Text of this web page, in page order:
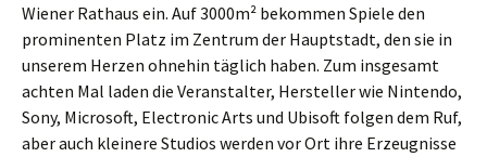
Wiener Rathaus ein. Auf 3000m² bekommen Spiele den
prominenten Platz im Zentrum der Hauptstadt, den sie in
unserem Herzen ohnehin täglich haben. Zum insgesamt
achten Mal laden die Veranstalter, Hersteller wie Nintendo,
Sony, Microsoft, Electronic Arts und Ubisoft folgen dem Ruf,
aber auch kleinere Studios werden vor Ort ihre Erzeugnisse